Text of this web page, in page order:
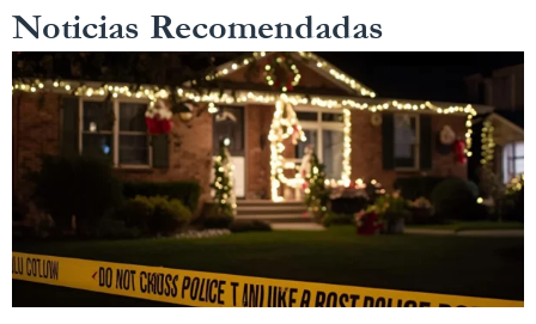
Noticias Recomendadas